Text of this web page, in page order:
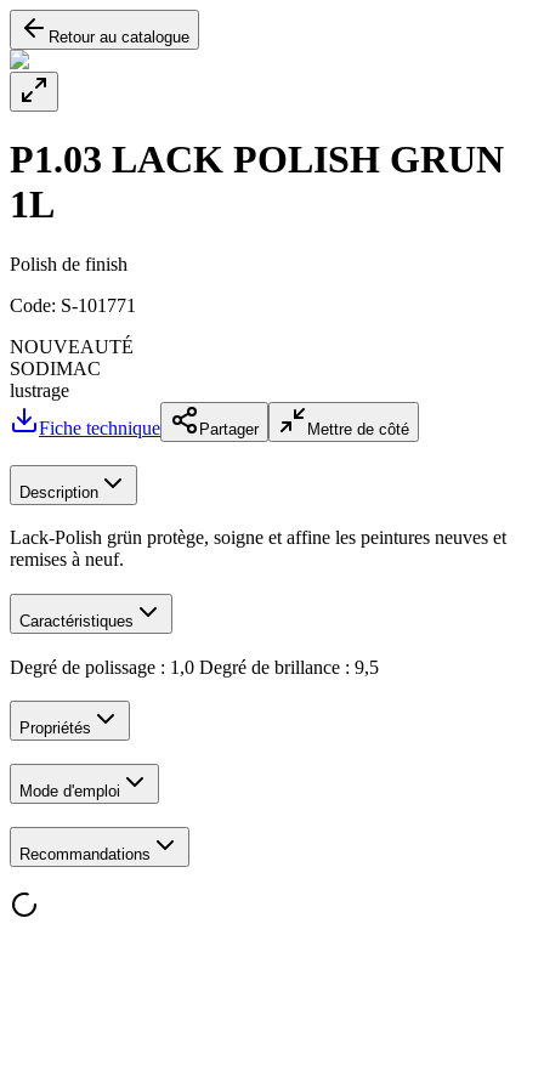
Retour au catalogue
P1.03 LACK POLISH GRUN
1L
Polish de finish
Code: S-101771
NOUVEAUTÉ
SODIMAC
lustrage
Fiche technique
Partager Mettre de côté
Description
Lack-Polish grün protège, soigne et affine les peintures neuves et
remises à neuf.
Caractéristiques
Degré de polissage : 1,0 Degré de brillance : 9,5
Propriétés
Mode d'emploi
Recommandations